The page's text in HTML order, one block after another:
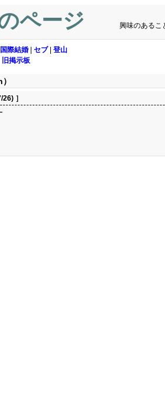
ページ 興味のあるこ
国際結婚 セブ| 登山
旧掲示板
26) ］